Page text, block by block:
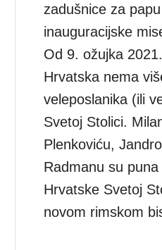
zadušnice za
inauguracijske
Od 9. ožujka
Hrvatska nema
veleposlanika (ili
Svetoj Stolici.
Plenkoviću,
Radmanu su
Hrvatske Svetoj
novom rimskom